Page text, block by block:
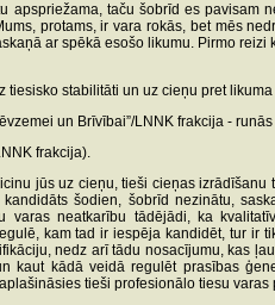
apspriežama, taču šobrīd es
protams, ir vara rokās, bet mēs
ar spēkā esošo likumu. Pirmo
stabilitāti un uz cieņu pret
un Brīvībai”/LNNK frakcija - runās
frakcija).
jūs uz cieņu, tieši cieņas
šodien, šobrīd nezinātu,
varas neatkarību tādējādi, ka
kam tad ir iespēja kandidēt, tur ir
nedz arī tādu nosacījumu, kas
kaut kādā veidā regulēt prasības
tieši profesionālo tiesu varas